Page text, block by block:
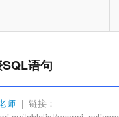
语句
师 | 链接：